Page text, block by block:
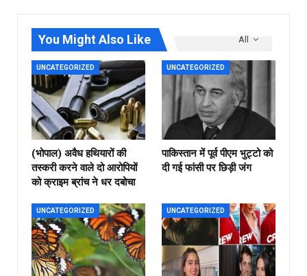
All
You Might Also Like
UNCATEGORIZED
(भोपाल) अवैध हथियारों की
तस्करी करने वाले दो आरोपियों
को क्राइम ब्रांच ने धर दबोचा
UNCATEGORIZED
पाकिस्तान में पूर्व पीएम भुट्टो को
दी गई फांसी पर छिड़ी जंग
UNCATEGORIZED UNCATEGORIZED